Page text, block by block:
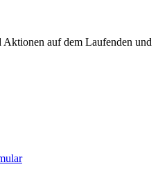
auf dem Laufenden und